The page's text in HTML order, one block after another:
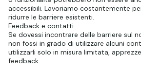
accessibili. Lavoriamo costantemente
ridurre le barriere esistenti.
Feedback e contatti
Se dovessi incontrare delle barriere sul
non fossi in grado di utilizzare alcuni
utilizzarli solo in misura limitata,
feedback.